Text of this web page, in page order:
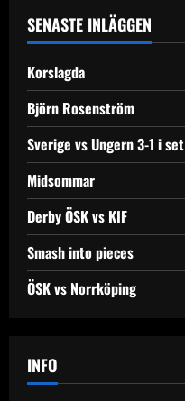
a
v
i
g
a
t
i
o
SENASTE INLÄGGEN
Korslagda
Björn Rosenström
Sverige vs Ungern 3-1 i set
Midsommar
Derby ÖSK vs KIF
Smash into pieces
ÖSK vs Norrköping
INFO